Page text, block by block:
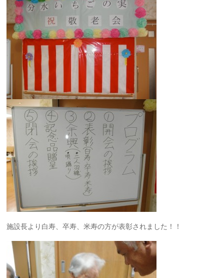
施設長より白寿、卒寿、米寿の方が表彰されました！！